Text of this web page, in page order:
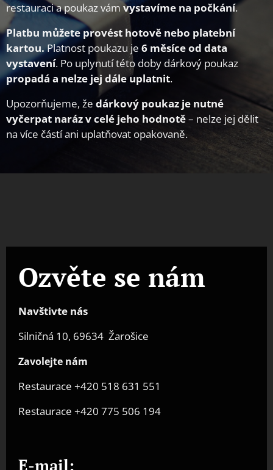
restauraci a poukaz vám vystavíme na počkání.
Platbu můžete provést hotově nebo platební
kartou.Platnost poukazu je 6 měsíce od data
vystavení. Po uplynutí této doby dárkový poukaz
propadá a nelze jej dále uplatnit.
Upozorňujeme, že dárkový poukaz je nutné
vyčerpat naráz v celé jeho hodnotě– nelze jej dělit
na více částí ani uplatňovat opakovaně.
Ozvěte se nám
Navštivte nás
Silničná 10, 69634 Žarošice
Zavolejte nám
Restaurace +420 518 631 551
Restaurace +420 775 506 194
E-mail: